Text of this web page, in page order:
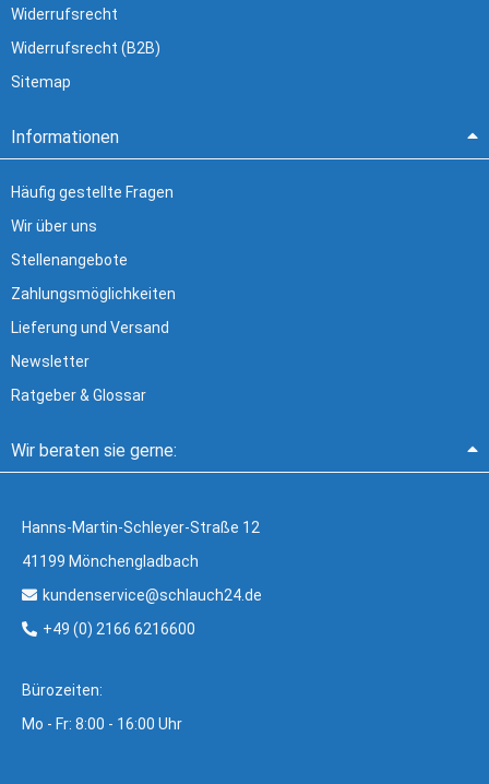
Widerrufsrecht
Widerrufsrecht (B2B)
Sitemap
Informationen
Häufig gestellte Fragen
Wir über uns
Stellenangebote
Zahlungsmöglichkeiten
Lieferung und Versand
Newsletter
Ratgeber & Glossar
Wir beraten sie gerne:
Hanns-Martin-Schleyer-Straße 12
41199 Mönchengladbach
kundenservice@schlauch24.de
+49 (0) 2166 6216600
Bürozeiten:
Mo - Fr: 8:00 - 16:00 Uhr